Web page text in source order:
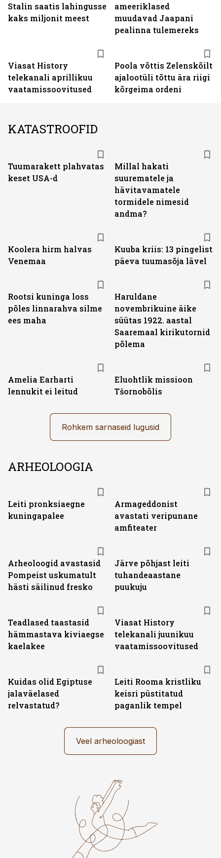
Stalin saatis lahingusse
kaks miljonit meest
ameeriklased
muudavad Jaapani
pealinna tulemereks
Viasat History
telekanali aprillikuu
vaatamissoovitused
Poola võttis Zelenskõilt
ajalootüli tõttu ära riigi
kõrgeima ordeni
KATASTROOFID
Tuumarakett plahvatas
keset USA-d
Millal hakati
suurematele ja
hävitavamatele
tormidele nimesid
andma?
Koolera hirm halvas
Venemaa
Kuuba kriis: 13 pingelist
päeva tuumasõja lävel
Rootsi kuninga loss
põles linnarahva silme
ees maha
Haruldane
novembrikuine äike
süütas 1922. aastal
Saaremaal kirikutornid
põlema
Amelia Earharti
lennukit ei leitud
Eluohtlik missioon
Tšornobõlis
Rohkem sarnaseid lugusid
ARHEOLOOGIA
Leiti pronksiaegne
kuningapalee
Armageddonist
avastati veripunane
amfiteater
Arheoloogid avastasid
Pompeist uskumatult
hästi säilinud fresko
Järve põhjast leiti
tuhandeaastane
puukuju
Teadlased taastasid
hämmastava kiviaegse
kaelakee
Viasat History
telekanali juunikuu
vaatamissoovitused
Kuidas olid Egiptuse
jalaväelased
relvastatud?
Leiti Rooma kristliku
keisri püstitatud
paganlik tempel
Veel arheoloogiast